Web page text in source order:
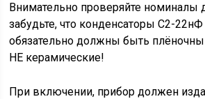
Внимательно проверяйте номиналы
забудьте, что конденсаторы С2-
обязательно должны быть
НЕ керамические!
При включении, прибор должен